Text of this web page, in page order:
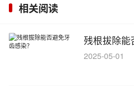
相关阅读
残根拔除能
2025-05-01